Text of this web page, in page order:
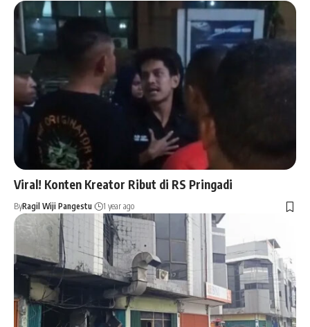
Viral! Konten Kreator Ribut di RS Pringadi
ByRagil Wiji Pangestu 1 year ago